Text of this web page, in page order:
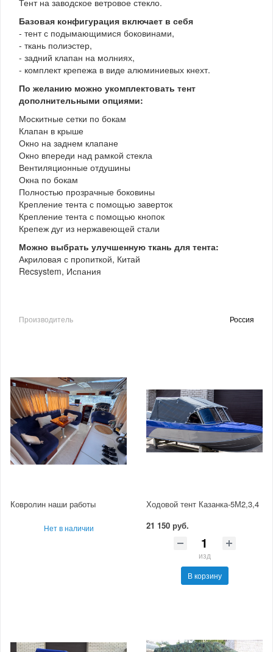
Базовая конфигурация включает в себя
- тент с подымающимися боковинами,
- ткань полиэстер,
- задний клапан на молниях,
- комплект крепежа в виде алюминиевых кнехт.
По желанию можно укомплектовать тент
дополнительными опциями:
Москитные сетки по бокам
Клапан в крыше
Окно на заднем клапане
Окно впереди над рамкой стекла
Вентиляционные отдушины
Окна по бокам
Полностью прозрачные боковины
Крепление тента с помощью заверток
Крепление тента с помощью кнопок
Крепеж дуг из нержавеющей стали
Можно выбрать улучшенную ткань для тента:
Акриловая с пропиткой, Китай
Recsystem, Испания
Производитель Россия
Ковролин наши работы
Нет в наличии
Ходовой тент Казанка-5М2,3,4
21 150 руб.
изд
В корзину